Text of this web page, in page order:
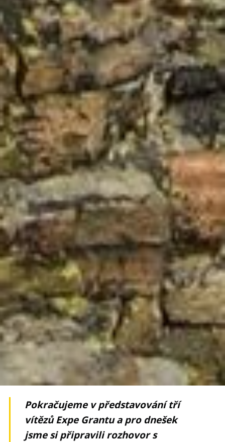
Pokračujeme v představování tří
vítězů Expe Grantu a pro dnešek
jsme si připravili rozhovor s